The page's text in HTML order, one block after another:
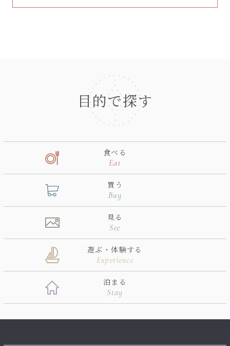
目的で探す
食べる
Eat
買う
Buy
見る
See
遊ぶ・体験する
Experience
泊まる
Stay